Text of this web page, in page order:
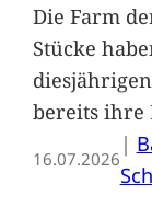
Die Farm
Stücke
bereits ihre
16.07.2026
|